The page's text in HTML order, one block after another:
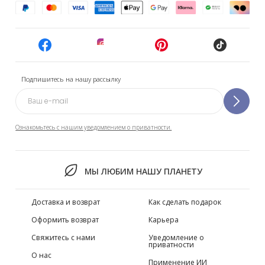
Подпишитесь на нашу рассылку
Ознакомьтесь с нашим уведомлением о приватности.
МЫ ЛЮБИМ НАШУ ПЛАНЕТУ
Доставка и возврат
Оформить возврат
Свяжитесь с нами
О нас
Как сделать подарок
Карьера
Уведомление о
приватности
Применение ИИ